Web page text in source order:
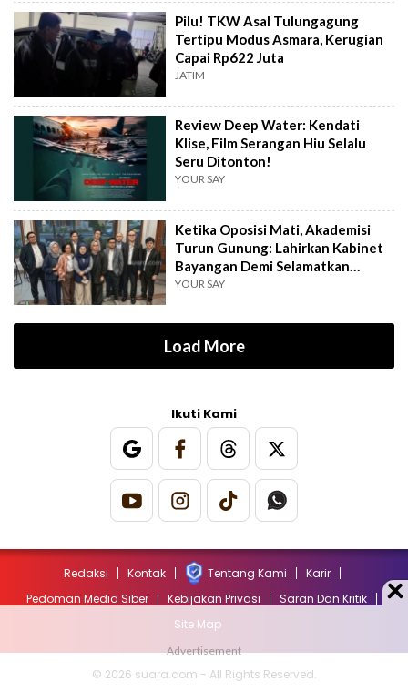
Pilu! TKW Asal Tulungagung
Tertipu Modus Asmara, Kerugian
Capai Rp622 Juta
JATIM
Review Deep Water: Kendati
Klise, Film Serangan Hiu Selalu
Seru Ditonton!
YOUR SAY
Ketika Oposisi Mati, Akademisi
Turun Gunung: Lahirkan Kabinet
Bayangan Demi Selamatkan
Demokrasi
YOUR SAY
Load More
Ikuti Kami
Redaksi Kontak Tentang Kami
Karir
Pedoman Media Siber
Kebijakan Privasi
Saran Dan Kritik
Site Map
© 2026 suara.com - All Rights Reserved.